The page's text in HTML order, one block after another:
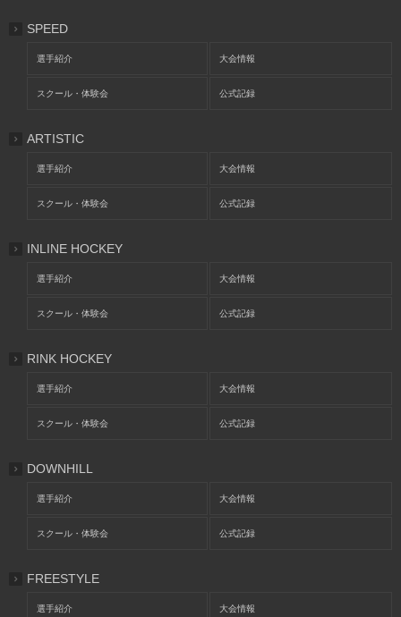
SPEED
選手紹介 大会情報
スクール・体験会 公式記録
ARTISTIC
選手紹介 大会情報
スクール・体験会 公式記録
INLINE HOCKEY
選手紹介 大会情報
スクール・体験会 公式記録
RINK HOCKEY
選手紹介 大会情報
スクール・体験会 公式記録
DOWNHILL
選手紹介 大会情報
スクール・体験会 公式記録
FREESTYLE
選手紹介 大会情報